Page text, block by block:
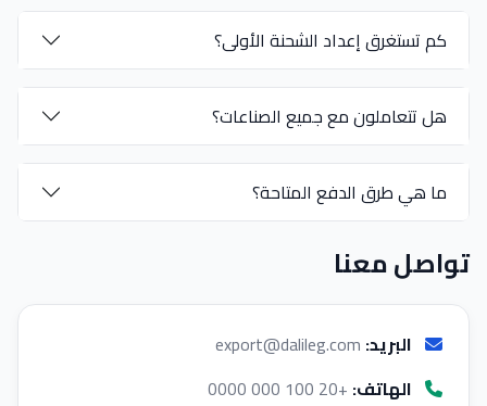
كم تستغرق إعداد الشحنة الأولى؟
هل تتعاملون مع جميع الصناعات؟
ما هي طرق الدفع المتاحة؟
تواصل معنا
البريد: export@dalileg.com
الهاتف: +20 100 000 0000